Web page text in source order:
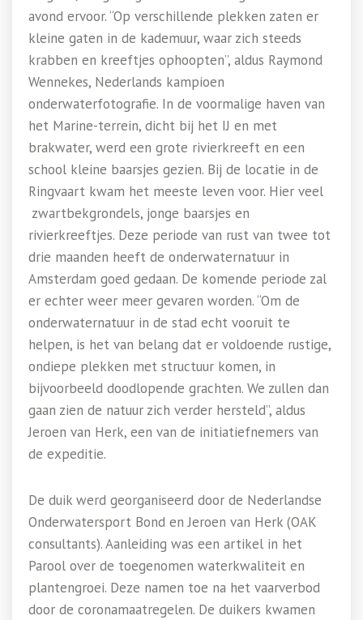
avond ervoor. “Op verschillende plekken zaten er
kleine gaten in de kademuur, waar zich steeds
krabben en kreeftjes ophoopten”, aldus Raymond
Wennekes, Nederlands kampioen
onderwaterfotografie. In de voormalige haven van
het Marine-terrein, dicht bij het IJ en met
brakwater, werd een grote rivierkreeft en een
school kleine baarsjes gezien. Bij de locatie in de
Ringvaart kwam het meeste leven voor. Hier veel
zwartbekgrondels, jonge baarsjes en
rivierkreeftjes. Deze periode van rust van twee tot
drie maanden heeft de onderwaternatuur in
Amsterdam goed gedaan. De komende periode zal
er echter weer meer gevaren worden. “Om de
onderwaternatuur in de stad echt vooruit te
helpen, is het van belang dat er voldoende rustige,
ondiepe plekken met structuur komen, in
bijvoorbeeld doodlopende grachten. We zullen dan
gaan zien de natuur zich verder hersteld”, aldus
Jeroen van Herk, een van de initiatiefnemers van
de expeditie.
De duik werd georganiseerd door de Nederlandse
Onderwatersport Bond en Jeroen van Herk (OAK
consultants). Aanleiding was een artikel in het
Parool over de toegenomen waterkwaliteit en
plantengroei. Deze namen toe na het vaarverbod
door de coronamaatregelen. De duikers kwamen